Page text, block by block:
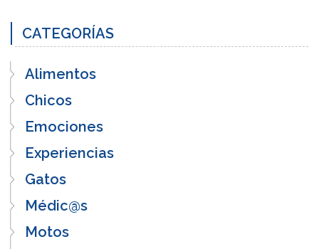
CATEGORÍAS
Alimentos
Chicos
Emociones
Experiencias
Gatos
Médic@s
Motos